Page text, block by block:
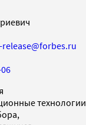
release@forbes.ru
технологии